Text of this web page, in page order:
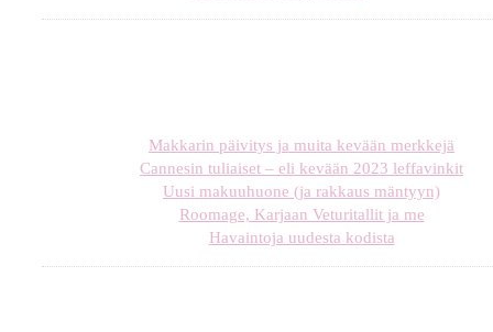
Makkarin päivitys ja muita kevään merkkejä
Cannesin tuliaiset – eli kevään 2023 leffavinkit
Uusi makuuhuone (ja rakkaus mäntyyn)
Roomage, Karjaan Veturitallit ja me
Havaintoja uudesta kodista